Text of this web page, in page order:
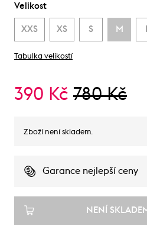
Velikost
XXS XS S M
Tabulka velikostí
390 Kč 780 Kč
Zboží není skladem.
Garance nejlepší ceny
NENÍ